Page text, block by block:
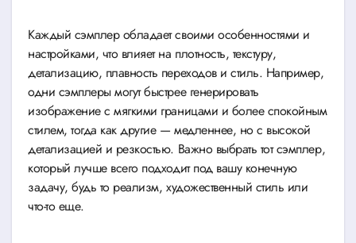
Каждый сэмплер обладает своими особенностями и
настройками, что влияет на плотность, текстуру,
детализацию, плавность переходов и стиль. Например,
одни сэмплеры могут быстрее генерировать
изображение с мягкими границами и более спокойным
стилем, тогда как другие — медленнее, но с высокой
детализацией и резкостью. Важно выбрать тот сэмплер,
который лучше всего подходит под вашу конечную
задачу, будь то реализм, художественный стиль или
что-то еще.